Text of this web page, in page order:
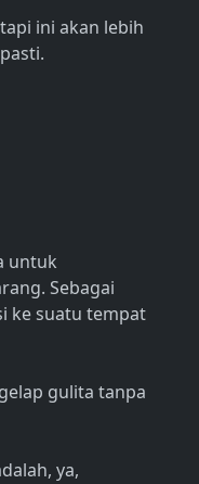
ini akan lebih
untuk
Sebagai
ke suatu tempat
gulita tanpa
ya,